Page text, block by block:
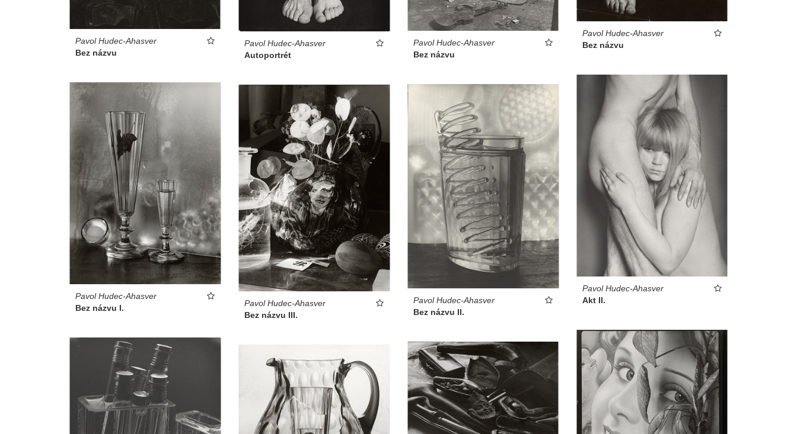
Pavol Hudec-Ahasver
Bez názvu
Pavol Hudec-Ahasver
Autoportrét
Pavol Hudec-Ahasver
Bez názvu
Pavol Hudec-Ahasver
Bez názvu
Pavol Hudec-Ahasver
Akt II.
Pavol Hudec-Ahasver
Bez názvu I.
Pavol Hudec-Ahasver
Bez názvu II.
Pavol Hudec-Ahasver
Bez názvu III.